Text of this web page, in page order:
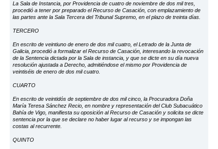
La Sala de Instancia, por Providencia de cuatro de noviembre de dos mil tres,
procedió a tener por preparado el Recurso de Casación, con emplazamiento de
las partes ante la Sala Tercera del Tribunal Supremo, en el plazo de treinta días.
TERCERO
En escrito de veintiuno de enero de dos mil cuatro, el Letrado de la Junta de
Galicia, procedió a formalizar el Recurso de Casación, interesando la revocación
de la Sentencia dictada por la Sala de instancia, y que se dicte en su día nueva
resolución ajustada a Derecho, admitiéndose el mismo por Providencia de
veintiséis de enero de dos mil cuatro.
CUARTO
En escrito de veintidós de septiembre de dos mil cinco, la Procuradora Doña
María Teresa Sánchez Recio, en nombre y representación del Club Subacuático
Bahía de Vigo, manifiesta su oposición al Recurso de Casación y solicita se dicte
sentencia por la que se declare no haber lugar al recurso y se impongan las
costas al recurrente.
QUINTO